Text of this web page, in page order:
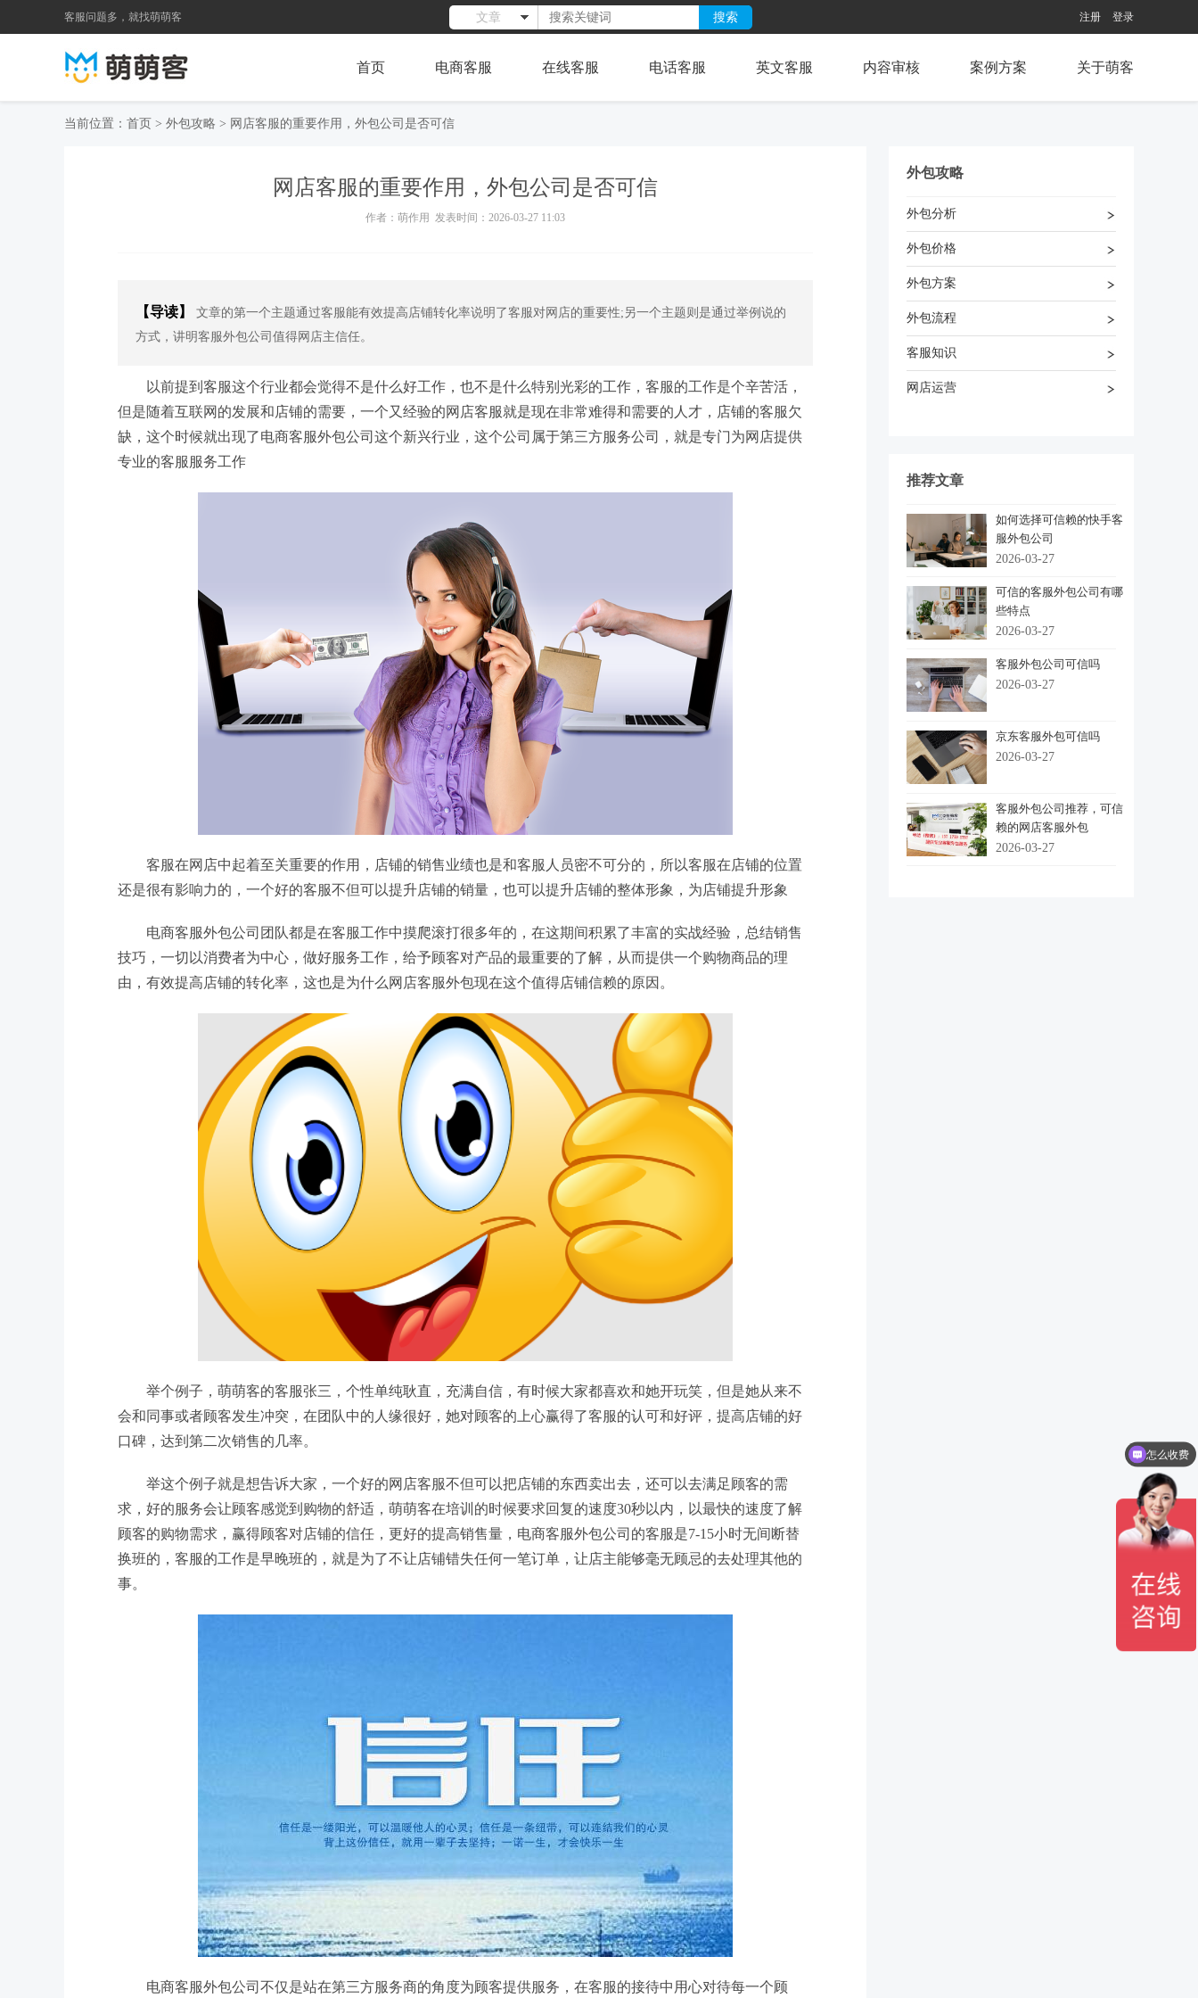
客服问题多，就找萌萌客 文章 搜索 注册 登录
首页 电商客服 在线客服 电话客服 英文客服 内容审核 案例方案 关于萌客
当前位置： 首页 > 外包攻略 > 网店客服的重要作用，外包公司是否可信
网店客服的重要作用，外包公司是否可信
作者：萌作用 发表时间：2026-03-27 11:03
【导读】
文章的第一个主题通过客服能有效提高店铺转化率说明了客服对网店的重要性;另一个主题则是通过举例说的
方式，讲明客服外包公司值得网店主信任。
以前提到客服这个行业都会觉得不是什么好工作，也不是什么特别光彩的工作，客服的工作是个辛苦活，
但是随着互联网的发展和店铺的需要，一个又经验的网店客服就是现在非常难得和需要的人才，店铺的客服欠
缺，这个时候就出现了电商客服外包公司这个新兴行业，这个公司属于第三方服务公司，就是专门为网店提供
专业的客服服务工作
客服在网店中起着至关重要的作用，店铺的销售业绩也是和客服人员密不可分的，所以客服在店铺的位置
还是很有影响力的，一个好的客服不但可以提升店铺的销量，也可以提升店铺的整体形象，为店铺提升形象
电商客服外包公司团队都是在客服工作中摸爬滚打很多年的，在这期间积累了丰富的实战经验，总结销售
技巧，一切以消费者为中心，做好服务工作，给予顾客对产品的最重要的了解，从而提供一个购物商品的理
由，有效提高店铺的转化率，这也是为什么网店客服外包现在这个值得店铺信赖的原因。
举个例子，萌萌客的客服张三，个性单纯耿直，充满自信，有时候大家都喜欢和她开玩笑，但是她从来不
会和同事或者顾客发生冲突，在团队中的人缘很好，她对顾客的上心赢得了客服的认可和好评，提高店铺的好
口碑，达到第二次销售的几率。
举这个例子就是想告诉大家，一个好的网店客服不但可以把店铺的东西卖出去，还可以去满足顾客的需
求，好的服务会让顾客感觉到购物的舒适，萌萌客在培训的时候要求回复的速度30秒以内，以最快的速度了解
顾客的购物需求，赢得顾客对店铺的信任，更好的提高销售量，电商客服外包公司的客服是7-15小时无间断替
换班的，客服的工作是早晚班的，就是为了不让店铺错失任何一笔订单，让店主能够毫无顾忌的去处理其他的
事。
电商客服外包公司不仅是站在第三方服务商的角度为顾客提供服务，在客服的接待中用心对待每一个顾
外包攻略
外包分析
外包价格
外包方案
外包流程
客服知识
网店运营
推荐文章
如何选择可信赖的快手客
服外包公司
2026-03-27
可信的客服外包公司有哪
些特点
2026-03-27
客服外包公司可信吗
2026-03-27
京东客服外包可信吗
2026-03-27
客服外包公司推荐，可信
赖的网店客服外包
2026-03-27
怎么收费